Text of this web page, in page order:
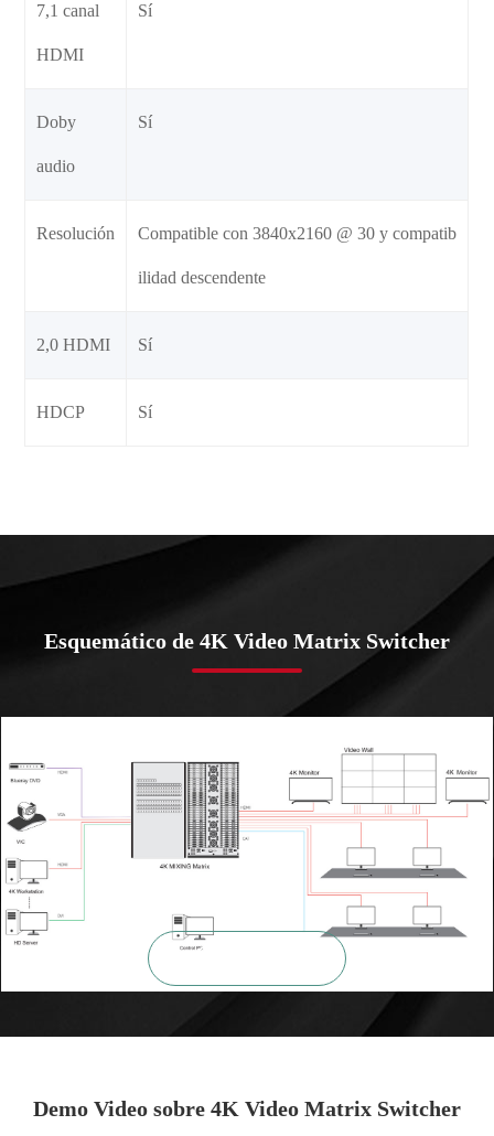
7,1 canal
HDMI
Sí
Doby
audio
Sí
Resolución Compatible con 3840x2160 @ 30 y compatib
ilidad descendente
2,0 HDMI Sí
HDCP Sí
Esquemático de 4K Video Matrix Switcher

Demo Video sobre 4K Video Matrix Switcher